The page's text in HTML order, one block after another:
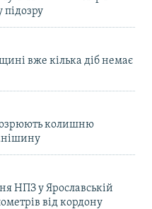
вже кілька діб немає
колишню
НПЗ у Ярославській
від кордону